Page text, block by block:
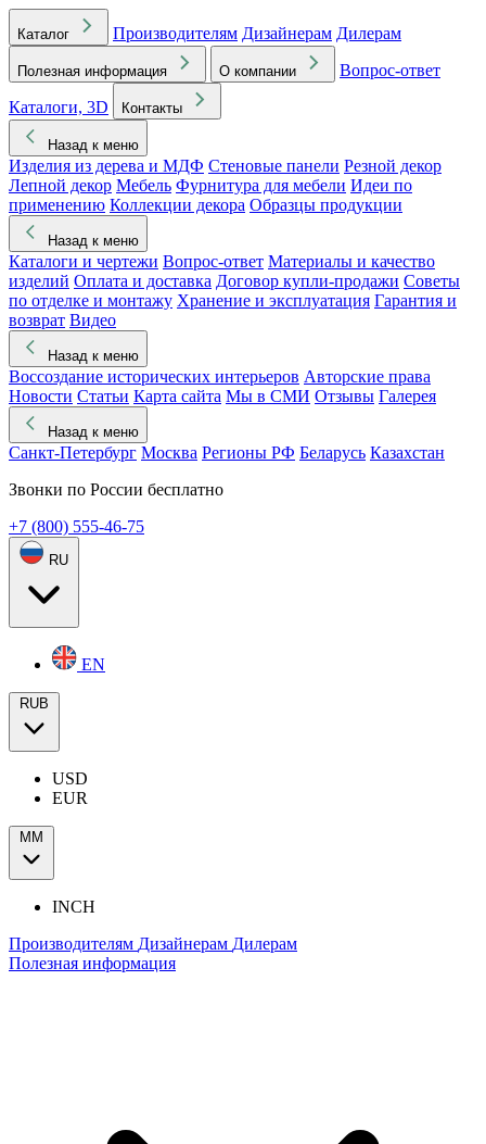
Каталог Производителям Дизайнерам Дилерам
Полезная информация О компании
Вопрос-ответ
Каталоги, 3D
Контакты
Назад к меню
Изделия из дерева и МДФ Стеновые панели Резной декор
Лепной декор Мебель Фурнитура для мебели Идеи по
применению Коллекции декора Образцы продукции
Назад к меню
Каталоги и чертежи Вопрос-ответ Материалы и качество
изделий Оплата и доставка Договор купли-продажи Советы
по отделке и монтажу Хранение и эксплуатация Гарантия и
возврат Видео
Назад к меню
Воссоздание исторических интерьеров Авторские права
Новости Статьи Карта сайта Мы в СМИ Отзывы Галерея
Назад к меню
Санкт-Петербург Москва Регионы РФ Беларусь Казахстан
Звонки по России бесплатно
+7 (800) 555-46-75
RU
EN
RUB
USD
EUR
ММ
INCH
Производителям Дизайнерам Дилерам
Полезная информация